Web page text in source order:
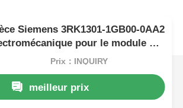
Siemens 3RK1301-1GB00-0AA2
pour le module de
Prix：INQUIRY
meilleur prix